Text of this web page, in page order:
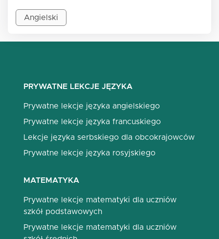
Angielski
PRYWATNE LEKCJE JĘZYKA
Prywatne lekcje języka angielskiego
Prywatne lekcje języka francuskiego
Lekcje języka serbskiego dla obcokrajowców
Prywatne lekcje języka rosyjskiego
MATEMATYKA
Prywatne lekcje matematyki dla uczniów
szkół podstawowych
Prywatne lekcje matematyki dla uczniów